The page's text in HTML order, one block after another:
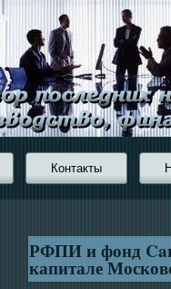
Контакты
РФПИ и фонд
капитале